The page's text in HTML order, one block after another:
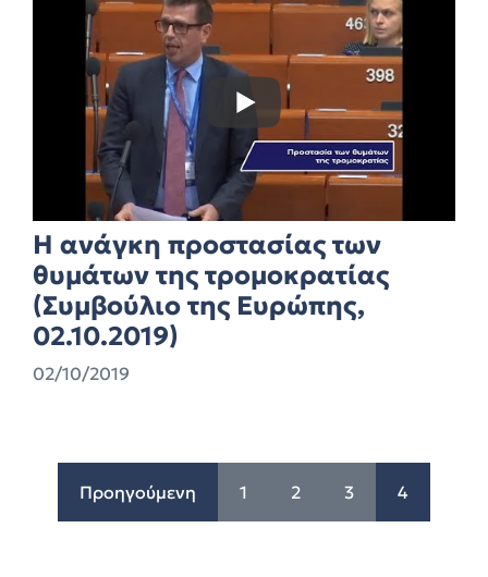
Η ανάγκη προστασίας των
θυμάτων της τρομοκρατίας
(Συμβούλιο της Ευρώπης,
02.10.2019)
02/10/2019
Προηγούμενη 1 2 3 4